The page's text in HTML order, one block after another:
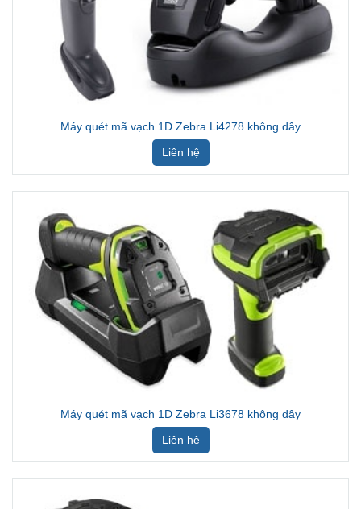
Máy quét mã vạch 1D Zebra Li4278 không dây
Liên hệ
Máy quét mã vạch 1D Zebra Li3678 không dây
Liên hệ